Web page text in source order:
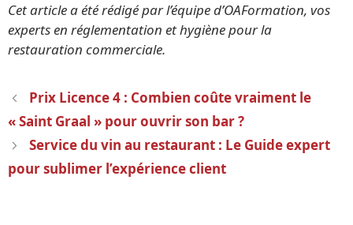
Cet article a été rédigé par l’équipe d’OAFormation, vos
experts en réglementation et hygiène pour la
restauration commerciale.
Navigation
des
Prix Licence 4 : Combien coûte vraiment le
« Saint Graal » pour ouvrir son bar ?
Service du vin au restaurant : Le Guide expert
pour sublimer l’expérience client